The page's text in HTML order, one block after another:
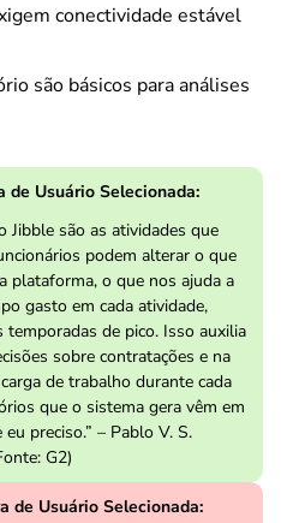
conectividade estável
são básicos para análises
de Usuário Selecionada:
Jibble são as atividades que
podem alterar o que
plataforma, o que nos ajuda a
gasto em cada atividade,
temporadas de pico. Isso auxilia
sobre contratações e na
de trabalho durante cada
que o sistema gera vêm em
preciso.” – Pablo V. S.
G2)
de Usuário Selecionada: